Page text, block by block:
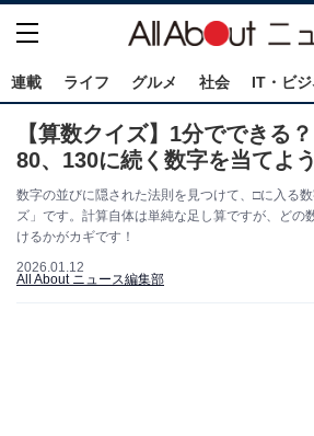
連載 ライフ グルメ 社会 IT・ビ
【算数クイズ】1分でできる
80、130に続く数字を当てよう
数字の並びに隠された法則を見つけて、□に入る
ズ」です。計算自体は単純な足し算ですが、どの
けるかがカギです！
2026.01.12
All About ニュース編集部